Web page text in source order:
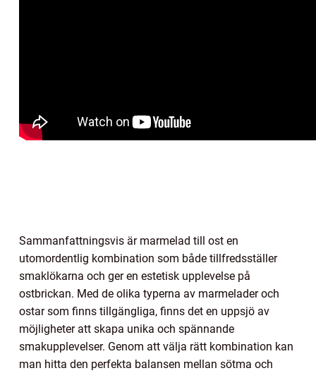
Sammanfattningsvis är marmelad till ost en
utomordentlig kombination som både tillfredsställer
smaklökarna och ger en estetisk upplevelse på
ostbrickan. Med de olika typerna av marmelader och
ostar som finns tillgängliga, finns det en uppsjö av
möjligheter att skapa unika och spännande
smakupplevelser. Genom att välja rätt kombination kan
man hitta den perfekta balansen mellan sötma och